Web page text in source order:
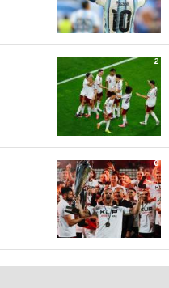
2
0